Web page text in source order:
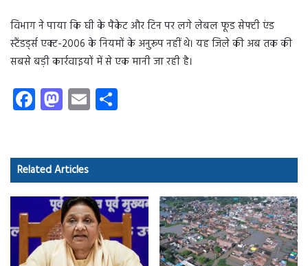
विभाग ने पाया कि घी के पैकेट और टिन पर लगे लेबल फूड सेफ्टी एंड
स्टैंडर्ड्स एक्ट-2006 के नियमों के अनुरूप नहीं थे। यह जिले की अब तक की
सबसे बड़ी कार्रवाइयों में से एक मानी जा रही है।
Fa
ce
o
ok
M
as
d
o
n
E
m
Related Articles